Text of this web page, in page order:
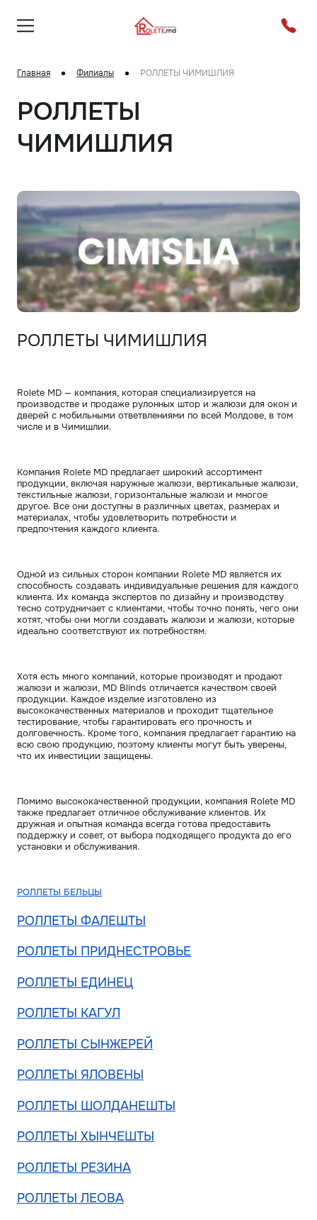
Главная Филиалы РОЛЛЕТЫ ЧИМИШЛИЯ
РОЛЛЕТЫ
ЧИМИШЛИЯ
РОЛЛЕТЫ ЧИМИШЛИЯ
Rolete MD — компания, которая специализируется на
производстве и продаже рулонных штор и жалюзи для окон и
дверей с мобильными ответвлениями по всей Молдове, в том
числе и в Чимишлии.
Компания Rolete MD предлагает широкий ассортимент
продукции, включая наружные жалюзи, вертикальные жалюзи,
текстильные жалюзи, горизонтальные жалюзи и многое
другое. Все они доступны в различных цветах, размерах и
материалах, чтобы удовлетворить потребности и
предпочтения каждого клиента.
Одной из сильных сторон компании Rolete MD является их
способность создавать индивидуальные решения для каждого
клиента. Их команда экспертов по дизайну и производству
тесно сотрудничает с клиентами, чтобы точно понять, чего они
хотят, чтобы они могли создавать жалюзи и жалюзи, которые
идеально соответствуют их потребностям.
Хотя есть много компаний, которые производят и продают
жалюзи и жалюзи, MD Blinds отличается качеством своей
продукции. Каждое изделие изготовлено из
высококачественных материалов и проходит тщательное
тестирование, чтобы гарантировать его прочность и
долговечность. Кроме того, компания предлагает гарантию на
всю свою продукцию, поэтому клиенты могут быть уверены,
что их инвестиции защищены.
Помимо высококачественной продукции, компания Rolete MD
также предлагает отличное обслуживание клиентов. Их
дружная и опытная команда всегда готова предоставить
поддержку и совет, от выбора подходящего продукта до его
установки и обслуживания.
РОЛЛЕТЫ БЕЛЬЦЫ
РОЛЛЕТЫ ФАЛЕШТЫ
РОЛЛЕТЫ ПРИДНЕСТРОВЬЕ
РОЛЛЕТЫ ЕДИНЕЦ
РОЛЛЕТЫ КАГУЛ
РОЛЛЕТЫ СЫНЖЕРЕЙ
РОЛЛЕТЫ ЯЛОВЕНЫ
РОЛЛЕТЫ ШОЛДАНЕШТЫ
РОЛЛЕТЫ ХЫНЧЕШТЫ
РОЛЛЕТЫ РЕЗИНА
РОЛЛЕТЫ ЛЕОВА